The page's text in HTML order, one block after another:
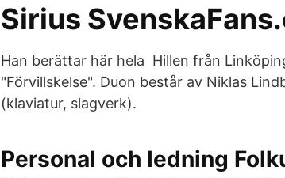
Sirius
Han berättar här hela Hillen från
"Förvillskelse". Duon består av Niklas
(klaviatur, slagverk).
Personal och ledning